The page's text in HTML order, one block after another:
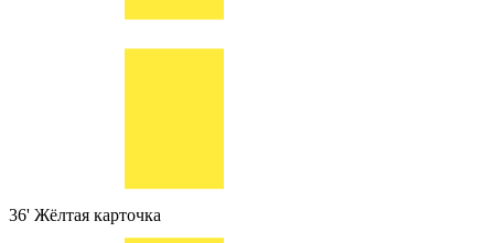
36' Жёлтая карточка